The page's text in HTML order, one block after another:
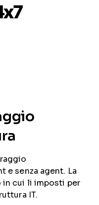
e senza agent. La
in cui li imposti per
IT.